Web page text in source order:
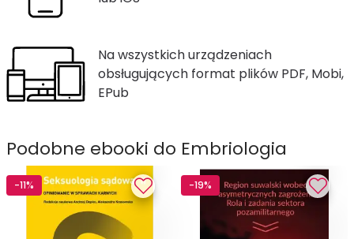
Na wszystkich urządzeniach
obsługujących format plików PDF, Mobi,
EPub
Podobne ebooki do Embriologia
-11% -19%